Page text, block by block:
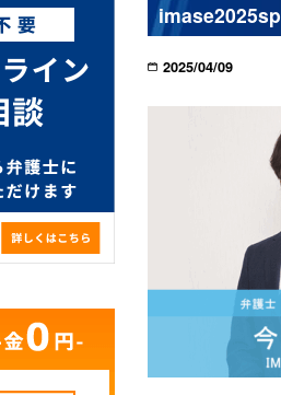
imase2025sp
2025/04/09